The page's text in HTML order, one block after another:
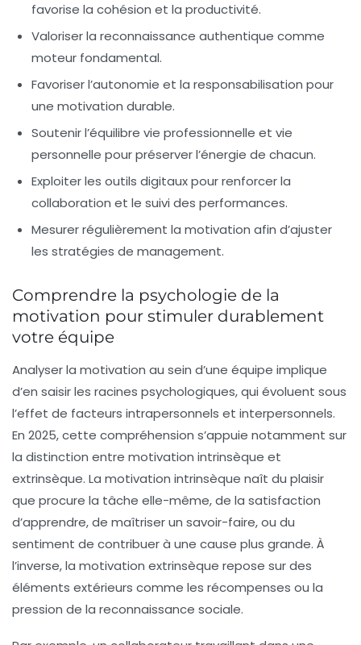
favorise la cohésion et la productivité.
Valoriser la reconnaissance authentique comme
moteur fondamental.
Favoriser l’autonomie et la responsabilisation pour
une motivation durable.
Soutenir l’équilibre vie professionnelle et vie
personnelle pour préserver l’énergie de chacun.
Exploiter les outils digitauxpour renforcer la
collaboration et le suivi des performances.
Mesurer régulièrement la motivation afin d’ajuster
les stratégies de management.
Comprendre la psychologie de la
motivation pour stimuler durablement
votre équipe
Analyser la motivation au sein d’une équipe implique
d’en saisir les racines psychologiques, qui évoluent sous
l’effet de facteurs intrapersonnels et interpersonnels.
En 2025, cette compréhension s’appuie notamment sur
la distinction entre motivation intrinsèque et
extrinsèque. La motivation intrinsèque naît du plaisir
que procure la tâche elle-même, de la satisfaction
d’apprendre, de maîtriser un savoir-faire, ou du
sentiment de contribuer à une cause plus grande. À
l’inverse, la motivation extrinsèque repose sur des
éléments extérieurs comme les récompenses ou la
pression de la reconnaissance sociale.